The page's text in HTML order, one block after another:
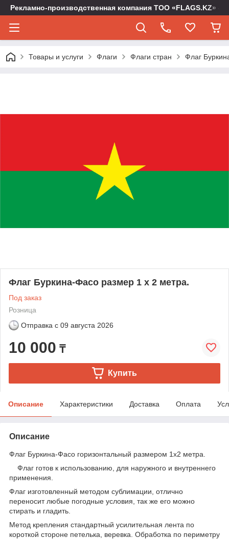
Рекламно-производственная компания ТОО «FLAGS.KZ» -
Товары и услуги Флаги Флаги стран Флаг
Флаг Буркина-Фасо размер 1 х 2 метра.
Под заказ
Розница
Отправка с 09 августа 2026
10 000 ₸
Купить
Описание Характеристики Доставка Оплата
Описание
Флаг Буркина-Фасо горизонтальный размером 1х2 метра.
Флаг готов к использованию, для наружного и внутреннего
применения.
Флаг изготовленный методом сублимации, отлично
переносит любые погодные условия, так же его можно
стирать и гладить.
Метод крепления стандартный усилительная лента по
короткой стороне петелька, веревка. Обработка по периметру